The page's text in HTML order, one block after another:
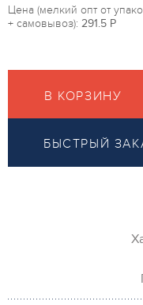
Цена (мелкий опт от
+ самовывоз): 291.5 P
В КОРЗИНУ
БЫСТРЫЙ